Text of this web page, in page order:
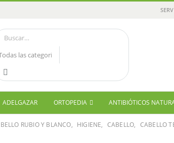
ADELGAZAR ORTOPEDIA ANTIBIÓTICOS
RUBIO Y BLANCO, HIGIENE, CABELLO, CABELLO